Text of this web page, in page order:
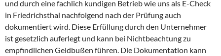
und durch eine fachlich kundigen Betrieb wie uns als E-Check
in Friedrichsthal nachfolgend nach der Prüfung auch
dokumentiert wird. Diese Erfüllung durch den Unternehmer
ist gesetzlich auferlegt und kann bei Nichtbeachtung zu
empfindlichen Geldbußen führen. Die Dokumentation kann